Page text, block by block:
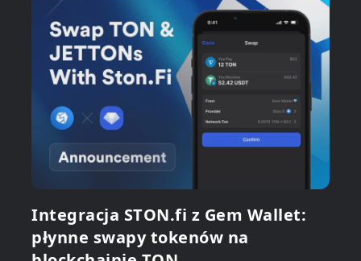
Integracja STON.fi z Gem Wallet:
płynne swapy tokenów na